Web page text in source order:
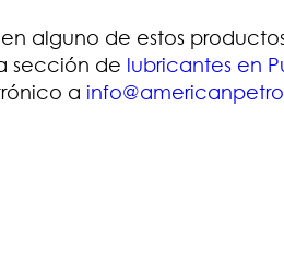
alguno de estos
sección de lubricantes en
a